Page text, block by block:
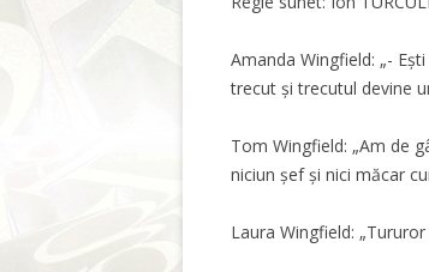
Amanda Wingfield: „-
trecut și trecutul devine
Tom Wingfield: „Am de
niciun șef și nici măcar
Laura Wingfield: